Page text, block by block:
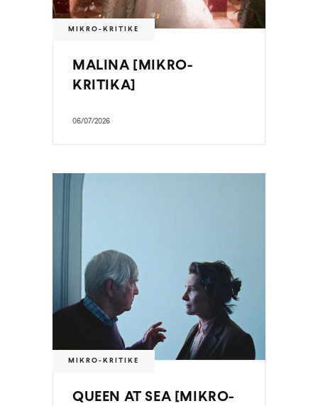
MIKRO-KRITIKE
MALINA [MIKRO-
KRITIKA]
06/07/2026
MIKRO-KRITIKE
QUEEN AT SEA [MIKRO-